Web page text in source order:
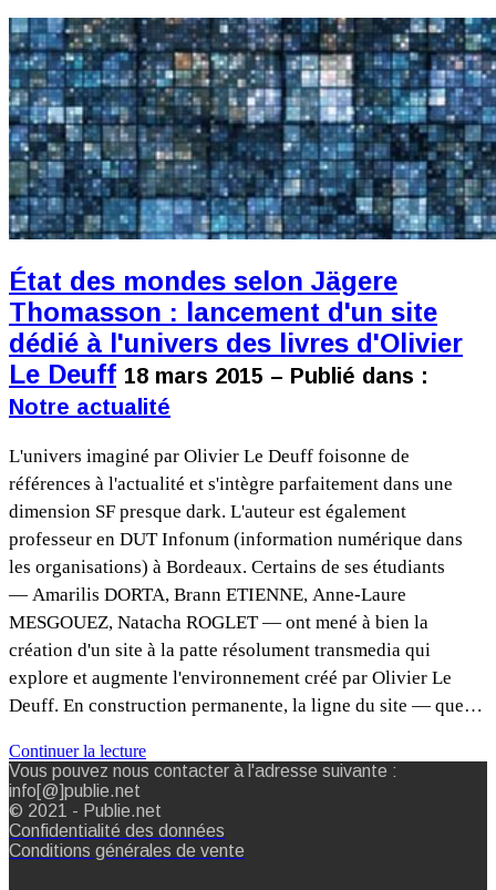
État des mondes selon Jägere
Thomasson : lancement d'un site
dédié à l'univers des livres d'Olivier
Le Deuff 18 mars 2015 – Publié dans :
Notre actualité
L'univers imaginé par Olivier Le Deuff foisonne de
références à l'actualité et s'intègre parfaitement dans une
dimension SF presque dark. L'auteur est également
professeur en DUT Infonum (information numérique dans
les organisations) à Bordeaux. Certains de ses étudiants
— Amarilis DORTA, Brann ETIENNE, Anne-Laure
MESGOUEZ, Natacha ROGLET — ont mené à bien la
création d'un site à la patte résolument transmedia qui
explore et augmente l'environnement créé par Olivier Le
Deuff. En construction permanente, la ligne du site — que…
Continuer la lecture
Vous pouvez nous contacter à l'adresse suivante :
info[@]publie.net
© 2021 - Publie.net
Confidentialité des données
Conditions générales de vente